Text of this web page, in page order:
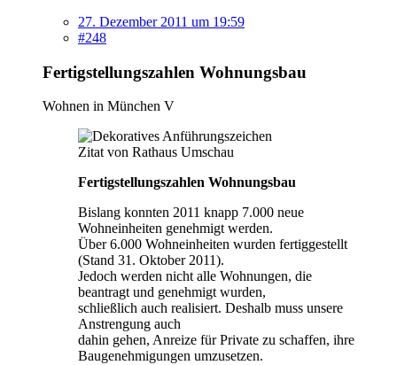
27. Dezember 2011 um 19:59
#248
Fertigstellungszahlen Wohnungsbau
Wohnen in München V
Zitat von Rathaus Umschau
Fertigstellungszahlen Wohnungsbau
Bislang konnten 2011 knapp 7.000 neue
Wohneinheiten genehmigt werden.
Über 6.000 Wohneinheiten wurden fertiggestellt
(Stand 31. Oktober 2011).
Jedoch werden nicht alle Wohnungen, die
beantragt und genehmigt wurden,
schließlich auch realisiert. Deshalb muss unsere
Anstrengung auch
dahin gehen, Anreize für Private zu schaffen, ihre
Baugenehmigungen umzusetzen.